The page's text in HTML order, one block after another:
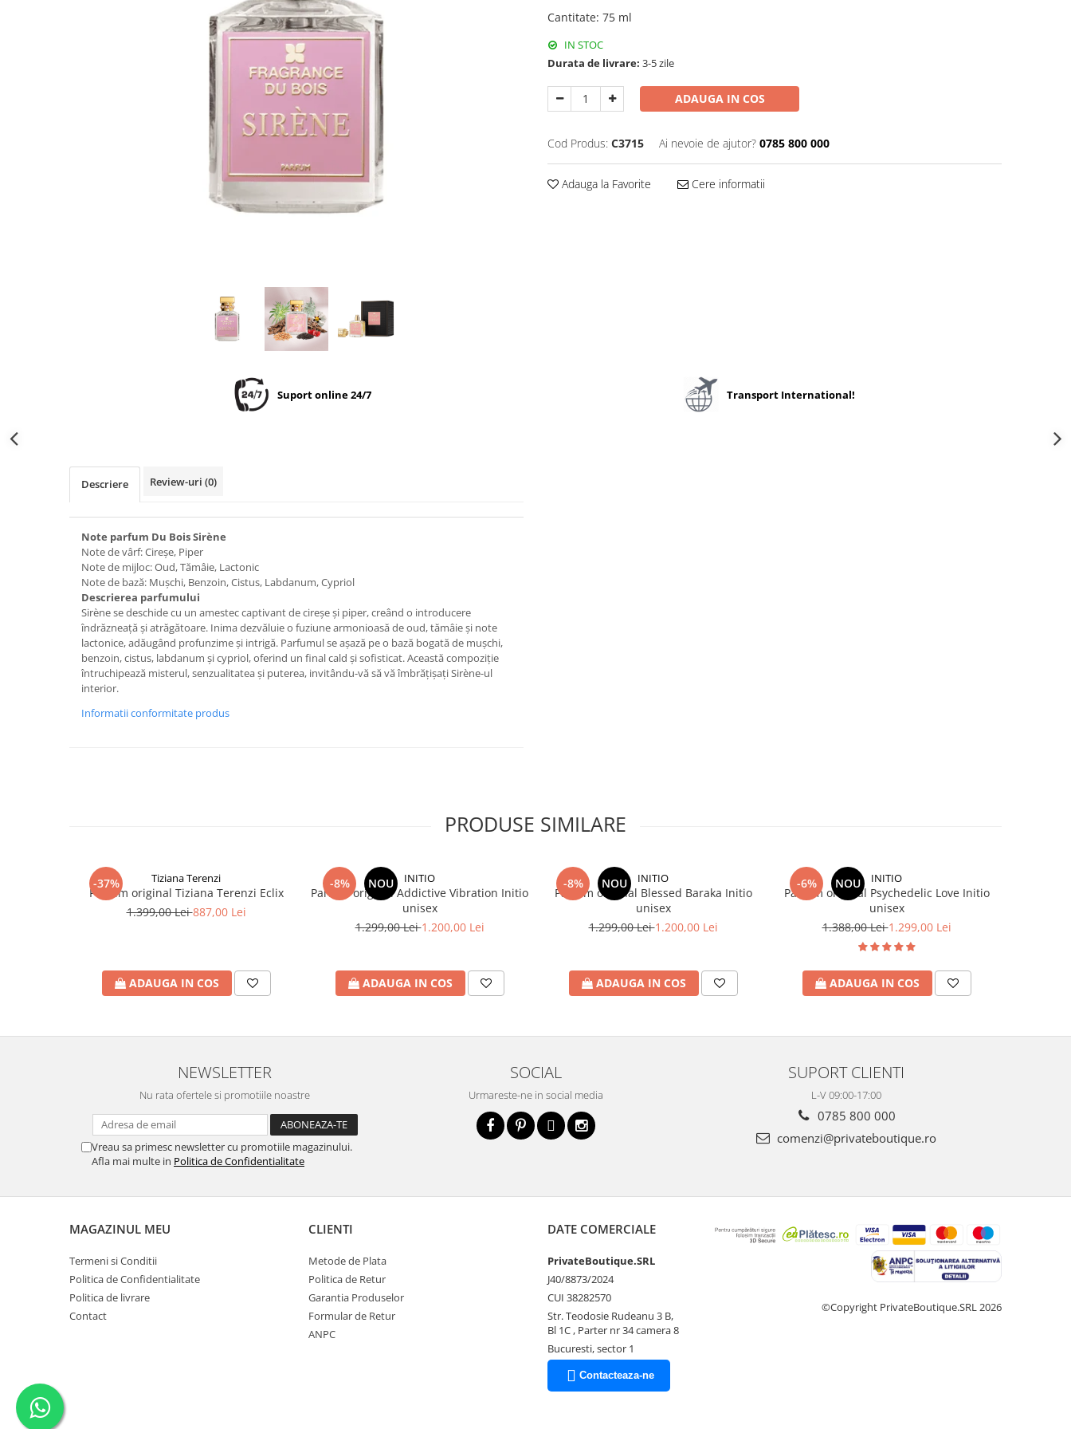
Cantitate: 75 ml
IN STOC
Durata de livrare: 3-5 zile
ADAUGA IN COS
Cod Produs: C3715 Ai nevoie de ajutor? 0785 800 000
Adauga la Favorite Cere informatii
Suport online 24/7 Transport International!
Descriere Review-uri (0)
Note parfum Du Bois Sirène
Note de vârf: Cireșe, Piper
Note de mijloc: Oud, Tămâie, Lactonic
Note de bază: Mușchi, Benzoin, Cistus, Labdanum, Cypriol
Descrierea parfumului
Sirène se deschide cu un amestec captivant de cireșe și piper, creând o introducere
îndrăzneață și atrăgătoare. Inima dezvăluie o fuziune armonioasă de oud, tămâie și note
lactonice, adăugând profunzime și intrigă. Parfumul se așază pe o bază bogată de mușchi,
benzoin, cistus, labdanum și cypriol, oferind un final cald și sofisticat. Această compoziție
întruchipează misterul, senzualitatea și puterea, invitându-vă să vă îmbrățișați Sirène-ul
interior.
Informatii conformitate produs
PRODUSE SIMILARE
-37% Tiziana Terenzi
Parfum original Tiziana Terenzi Eclix
1.399,00 Lei887,00 Lei
ADAUGA IN COS
-8% NOU INITIO
Parfum original Addictive Vibration Initio
unisex
1.299,00 Lei1.200,00 Lei
ADAUGA IN COS
-8% NOU INITIO
Parfum original Blessed Baraka Initio
unisex
1.299,00 Lei1.200,00 Lei
ADAUGA IN COS
-6% NOU INITIO
Parfum original Psychedelic Love Initio
unisex
1.388,00 Lei1.299,00 Lei
ADAUGA IN COS
NEWSLETTER
Nu rata ofertele si promotiile noastre
Vreau sa primesc newsletter cu promotiile magazinului.
Afla mai multe in Politica de Confidentialitate
SOCIAL
Urmareste-ne in social media
SUPORT CLIENTI
L-V 09:00-17:00
0785 800 000
comenzi@privateboutique.ro
MAGAZINUL MEU
Termeni si Conditii
Politica de Confidentialitate
Politica de livrare
Contact
CLIENTI
Metode de Plata
Politica de Retur
Garantia Produselor
Formular de Retur
ANPC
DATE COMERCIALE
PrivateBoutique.SRL
J40/8873/2024
CUI 38282570
Str. Teodosie Rudeanu 3 B,
Bl 1C , Parter nr 34 camera 8
Bucuresti, sector 1
Contacteaza-ne
©Copyright PrivateBoutique.SRL 2026